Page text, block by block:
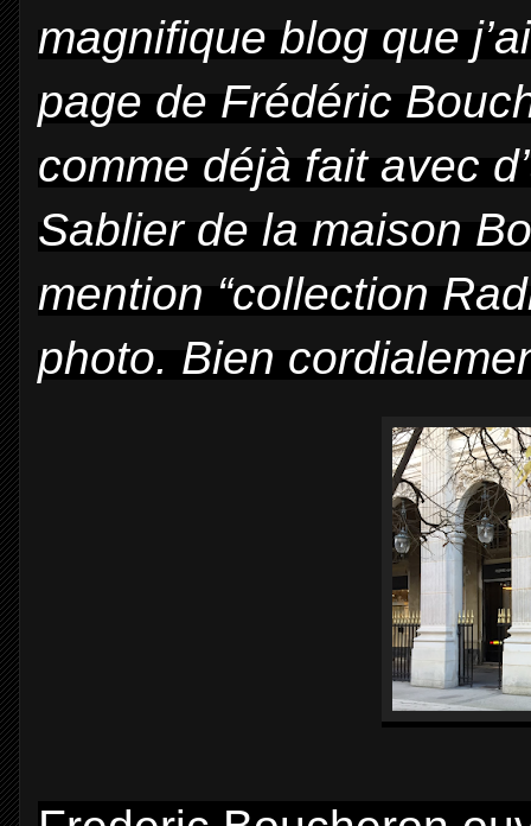
magnifique blog que
page de Frédéric
comme déjà fait avec
Sablier de la maison
mention “collection
photo. Bien